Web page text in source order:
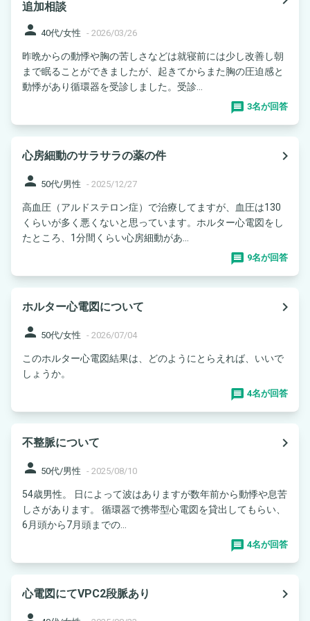
追加相談
person 40代/女性 - 2026/03/26
昨晩からの動悸や胸の苦しさなどは就寝前には少し改善し朝
まで眠ることができましたが、起きてからまた胸の圧迫感と
動悸があり循環器を受診しました。受診...
3名が回答
心房細動のサラサラの薬の件
navigate_next
person 50代/男性 - 2025/12/27
高血圧（アルドステロン症）で治療してますが、血圧は130
くらいが多く悪くないと思っています。ホルター心電図をし
たところ、1分間くらい心房細動があ...
9名が回答
ホルター心電図について
navigate_next
person 50代/女性 - 2026/07/04
このホルター心電図結果は、どのようにとらえれば、いいで
しょうか。
4名が回答
不整脈について
navigate_next
person 50代/男性 - 2025/08/10
54歳男性。 日によって波はありますが数年前から動悸や息苦
しさがあります。 循環器で携帯型心電図を貸出してもらい、
6月頭から7月頭までの...
4名が回答
心電図にてVPC2段脈あり
navigate_next